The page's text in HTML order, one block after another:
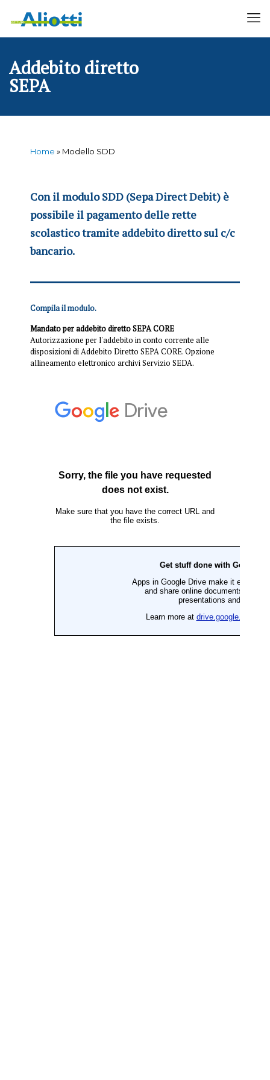
Addebito diretto
SEPA
Home » Modello SDD
Con il modulo SDD (Sepa Direct Debit) è
possibile il pagamento delle rette
scolastico tramite addebito diretto sul c/c
bancario.
Compila il modulo.
Mandato per addebito diretto SEPA CORE
Autorizzazione per l'addebito in conto corrente alle
disposizioni di Addebito Diretto SEPA CORE. Opzione
allineamento elettronico archivi Servizio SEDA.